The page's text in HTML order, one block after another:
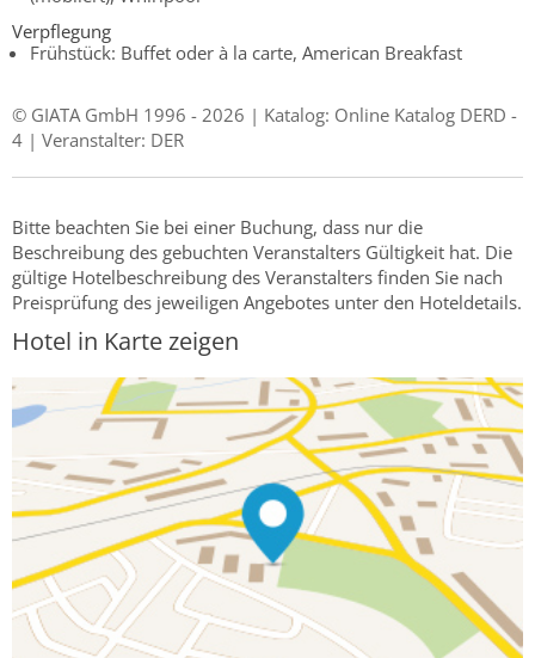
Verpflegung
Frühstück: Buffet oder à la carte, American Breakfast
© GIATA GmbH 1996 - 2026 | Katalog: Online Katalog DERD -
4 | Veranstalter: DER
Bitte beachten Sie bei einer Buchung, dass nur die
Beschreibung des gebuchten Veranstalters Gültigkeit hat. Die
gültige Hotelbeschreibung des Veranstalters finden Sie nach
Preisprüfung des jeweiligen Angebotes unter den Hoteldetails.
Hotel in Karte zeigen